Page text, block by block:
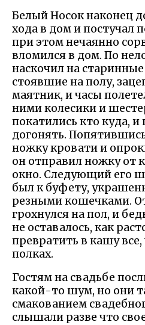
Белый Носок наконец
хода в дом и постучал
при этом нечаянно
вломился в дом. По
наскочил на
стоявшие на полу,
маятник, и часы
ними колесики и
покатились кто куда,
догонять.
ножку кровати и
он отправил ножку от
окно. Следующий его
был к буфету,
резными кошечками.
грохнулся на пол, и
не оставалось, как
превратить в кашу
полках.
Гостям на свадьбе
какой-то шум, но они
смакованием
слышали разве что